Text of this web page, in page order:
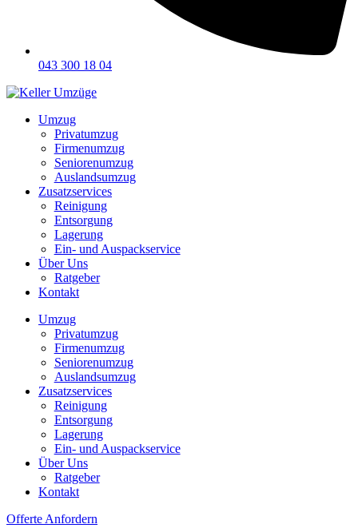
043 300 18 04
Umzug
Privatumzug
Firmenumzug
Seniorenumzug
Auslandsumzug
Zusatzservices
Reinigung
Entsorgung
Lagerung
Ein- und Auspackservice
Über Uns
Ratgeber
Kontakt
Umzug
Privatumzug
Firmenumzug
Seniorenumzug
Auslandsumzug
Zusatzservices
Reinigung
Entsorgung
Lagerung
Ein- und Auspackservice
Über Uns
Ratgeber
Kontakt
Offerte Anfordern